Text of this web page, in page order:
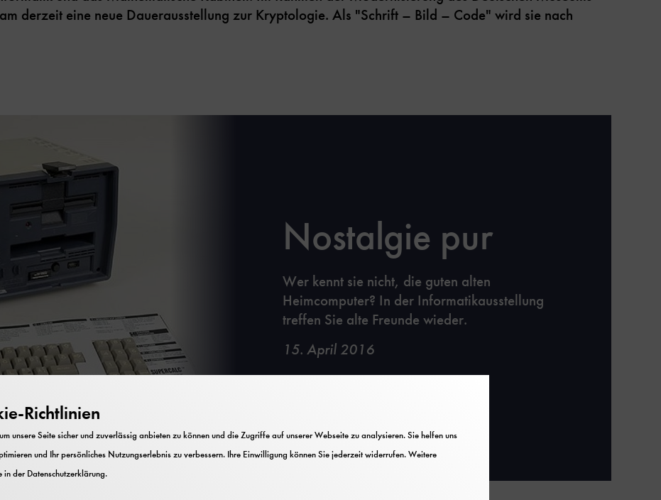
derzeit eine neue Dauerausstellung zur Kryptologie. Als "Schrift – Bild – Code" wird sie nach
Nostalgie pur
Wer kennt sie nicht, die guten alten
Heimcomputer? In der Informatikausstellung
treffen Sie alte Freunde wieder.
15. April 2016
Richtlinien
unsere Seite sicher und zuverlässig anbieten zu können und die Zugriffe auf unserer Webseite zu analysieren. Sie helfen uns
und Ihr persönliches Nutzungserlebnis zu verbessern. Ihre Einwilligung können Sie jederzeit widerrufen. Weitere
in derDatenschutzerklärung.